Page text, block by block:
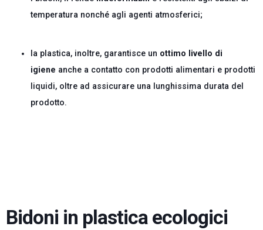
temperatura nonché agli agenti atmosferici;
la plastica, inoltre, garantisce un ottimo livello di
igiene anche a contatto con prodotti alimentari e prodotti
liquidi, oltre ad assicurare una lunghissima durata del
prodotto.
Bidoni in plastica ecologici